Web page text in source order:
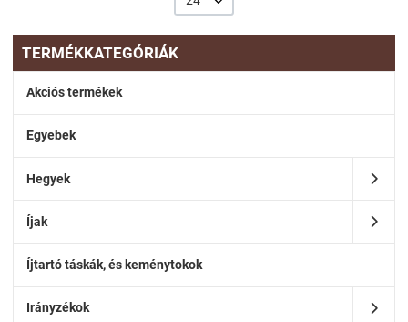
TERMÉKKATEGÓRIÁK
Akciós termékek
Egyebek
Hegyek
Íjak
Íjtartó táskák, és keménytokok
Irányzékok